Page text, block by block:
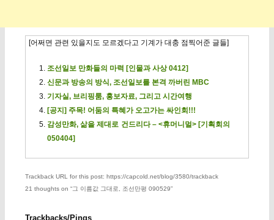
[어쩌면 관련 있을지도 모르겠다고 기계가 대충 점찍어준 글들]
조선일보 만화들의 마력 [인물과 사상 0412]
신문과 방송의 방식, 조선일보를 본격 까버린 MBC
기자실, 브리핑룸, 홍보자료, 그리고 시간여행
[공지] 주목! 어둠의 특혜가 오고가는 싸인회!!!
감성만화, 삶을 제대로 건드리다 – <휴머니멀> [기획회의
050404]
Trackback URL for this post: https://capcold.net/blog/3580/trackback
21 thoughts on “그 이름값 그대로, 조선만평 090529”
Trackbacks/Pings